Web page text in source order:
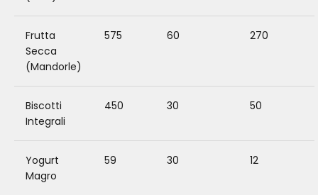
Frutta
Secca
(Mandorle)
575 60 270
Biscotti
Integrali
450 30 50
Yogurt
Magro
59 30 12